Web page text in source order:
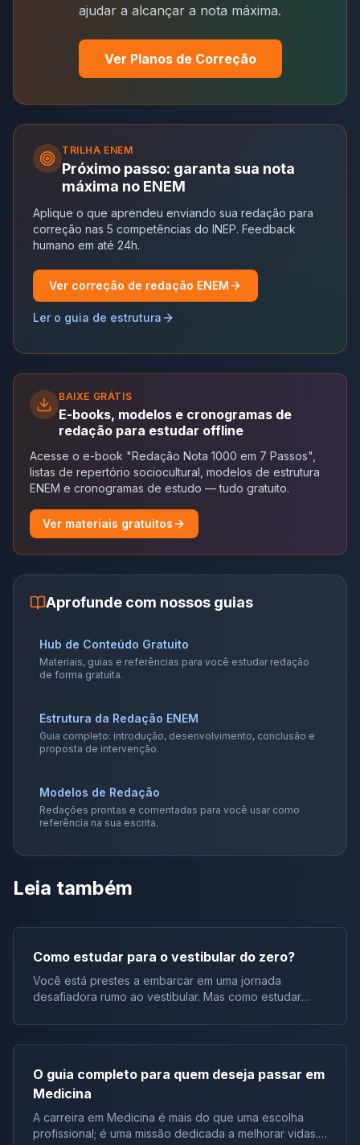
ajudar a alcançar a nota máxima.
Ver Planos de Correção
TRILHA ENEM
Próximo passo: garanta sua nota
máxima no ENEM
Aplique o que aprendeu enviando sua redação para
correção nas 5 competências do INEP. Feedback
humano em até 24h.
Ver correção de redação ENEM
Ler o guia de estrutura
BAIXE GRÁTIS
E-books, modelos e cronogramas de
redação para estudar offline
Acesse o e-book "Redação Nota 1000 em 7 Passos",
listas de repertório sociocultural, modelos de estrutura
ENEM e cronogramas de estudo — tudo gratuito.
Ver materiais gratuitos
Aprofunde com nossos guias
Hub de Conteúdo Gratuito
Materiais, guias e referências para você estudar redação
de forma gratuita.
Estrutura da Redação ENEM
Guia completo: introdução, desenvolvimento, conclusão e
proposta de intervenção.
Modelos de Redação
Redações prontas e comentadas para você usar como
referência na sua escrita.
Leia também
Como estudar para o vestibular do zero?
Você está prestes a embarcar em uma jornada
desafiadora rumo ao vestibular. Mas como estudar
aqui para guiá-lo por esse caminho. Este artigo traz
dicas valiosas e estratégias eficazes para ajudar você
Organização Primeiramente, é crucial organizar seus
estudos. Por isso, estabeleça um cronograma que
períodos de revisão. Além disso, mantenha suas
anotações e materiais de estudo em um local
O guia completo para quem deseja passar em
Medicina
A carreira em Medicina é mais do que uma escolha
profissional; é uma missão dedicada a melhorar vidas.